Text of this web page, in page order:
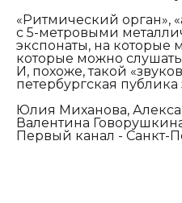
«Ритмический орган»,
с 5-метровыми
экспонаты, на которые
которые можно
И, похоже, такой
петербургская
Юлия Миханова,
Валентина
Первый канал - Санкт-